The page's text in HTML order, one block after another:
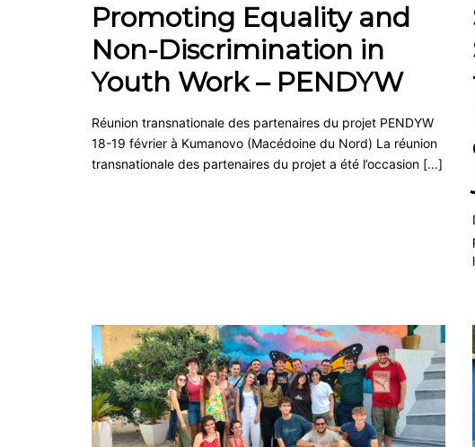
Promoting Equality and
Non-Discrimination in
Youth Work – PENDYW
Réunion transnationale des partenaires du projet PENDYW
18-19 février à Kumanovo (Macédoine du Nord) La réunion
transnationale des partenaires du projet a été l’occasion […]